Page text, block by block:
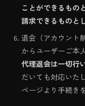
ことができるもの
請求できるものと
退会（アカウント
からユーザーご本
代理退会は一切行
だいても対応いた
ページより手続き